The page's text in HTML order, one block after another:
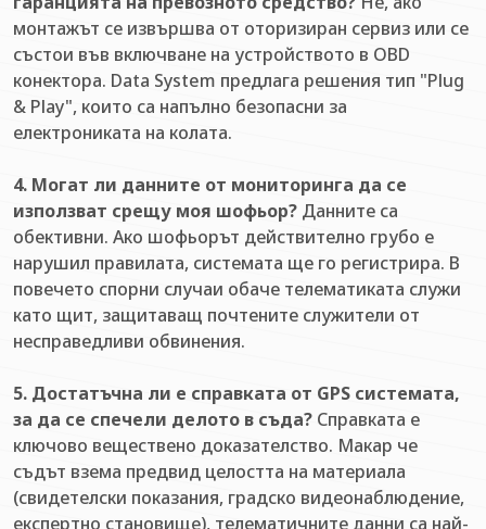
монтажът се извършва от оторизиран сервиз или се
състои във включване на устройството в OBD
конектора. Data System предлага решения тип "Plug
& Play", които са напълно безопасни за
електрониката на колата.
4. Могат ли данните от мониторинга да се
използват срещу моя шофьор? Данните са
обективни. Ако шофьорът действително грубо е
нарушил правилата, системата ще го регистрира. В
повечето спорни случаи обаче телематиката служи
като щит, защитаващ почтените служители от
несправедливи обвинения.
5. Достатъчна ли е справката от GPS системата,
за да се спечели делото в съда? Справката е
ключово веществено доказателство. Макар че
съдът взема предвид целостта на материала
(свидетелски показания, градско видеонаблюдение,
експертно становище), телематичните данни са най-